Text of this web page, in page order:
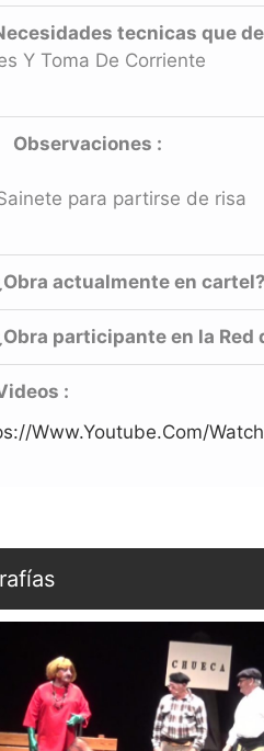
tecnicas que
Y Toma De Corriente
Observaciones :
para partirse de risa
actualmente en
participante en la Red
:
www.youtube.com/